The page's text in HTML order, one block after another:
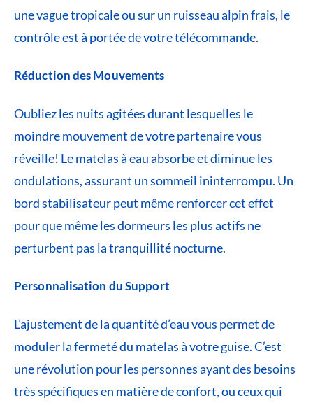
une vague tropicale ou sur un ruisseau alpin frais, le
contrôle est à portée de votre télécommande.
Réduction des Mouvements
Oubliez les nuits agitées durant lesquelles le
moindre mouvement de votre partenaire vous
réveille! Le matelas à eau absorbe et diminue les
ondulations, assurant un sommeil ininterrompu. Un
bord stabilisateur peut même renforcer cet effet
pour que même les dormeurs les plus actifs ne
perturbent pas la tranquillité nocturne.
Personnalisation du Support
L’ajustement de la quantité d’eau vous permet de
moduler la fermeté du matelas à votre guise. C’est
une révolution pour les personnes ayant des besoins
très spécifiques en matière de confort, ou ceux qui